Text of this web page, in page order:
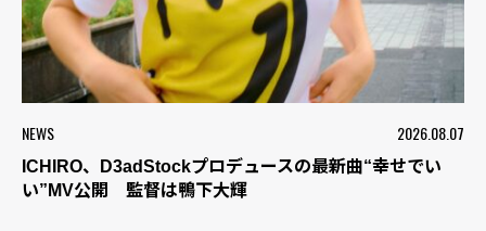
NEWS 2026.08.07
ICHIRO、D3adStockプロデュースの最新曲“幸せでい
い”MV公開 監督は鴨下大輝